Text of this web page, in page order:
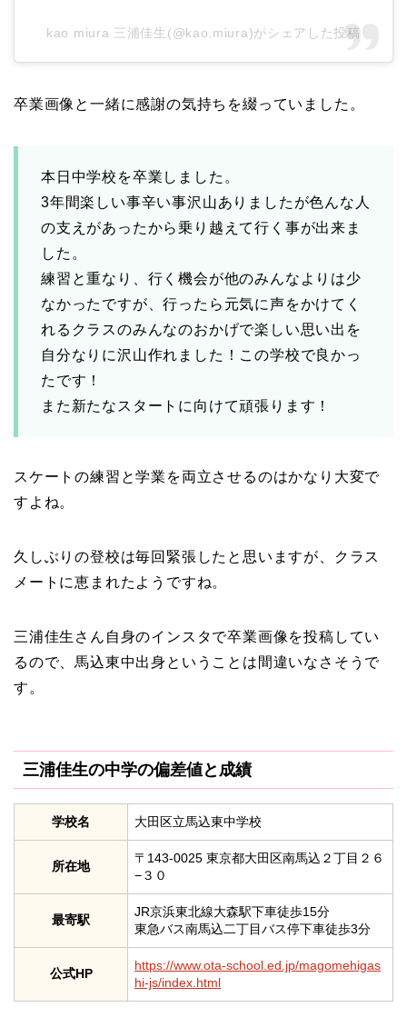
kao miura 三浦佳生(@kao.miura)がシェアした投稿
卒業画像と一緒に感謝の気持ちを綴っていました。
本日中学校を卒業しました。
3年間楽しい事辛い事沢山ありましたが色んな人
の支えがあったから乗り越えて行く事が出来ま
した。
練習と重なり、行く機会が他のみんなよりは少
なかったですが、行ったら元気に声をかけてく
れるクラスのみんなのおかげで楽しい思い出を
自分なりに沢山作れました！この学校で良かっ
たです！
また新たなスタートに向けて頑張ります！
スケートの練習と学業を両立させるのはかなり大変で
すよね。
久しぶりの登校は毎回緊張したと思いますが、クラス
メートに恵まれたようですね。
三浦佳生さん自身のインスタで卒業画像を投稿してい
るので、馬込東中出身ということは間違いなさそうで
す。
三浦佳生の中学の偏差値と成績
学校名 大田区立馬込東中学校
所在地
〒143-0025 東京都大田区南馬込２丁目２６
−３０
最寄駅
JR京浜東北線大森駅下車徒歩15分
東急バス南馬込二丁目バス停下車徒歩3分
公式HP
https://www.ota-school.ed.jp/magomehigas
hi-js/index.html